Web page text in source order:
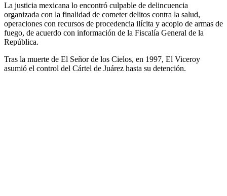
La justicia mexicana lo encontró culpable de delincuencia
organizada con la finalidad de cometer delitos contra la salud,
operaciones con recursos de procedencia ilícita y acopio de armas de
fuego, de acuerdo con información de la Fiscalía General de la
República.
Tras la muerte de El Señor de los Cielos, en 1997, El Viceroy
asumió el control del Cártel de Juárez hasta su detención.